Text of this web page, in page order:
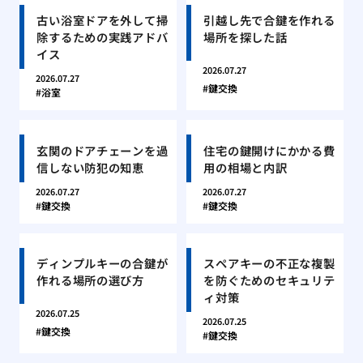
古い浴室ドアを外して掃
除するための実践アドバ
イス
2026.07.27
浴室
引越し先で合鍵を作れる
場所を探した話
2026.07.27
鍵交換
玄関のドアチェーンを過
信しない防犯の知恵
2026.07.27
鍵交換
住宅の鍵開けにかかる費
用の相場と内訳
2026.07.27
鍵交換
ディンプルキーの合鍵が
作れる場所の選び方
2026.07.25
鍵交換
スペアキーの不正な複製
を防ぐためのセキュリテ
ィ対策
2026.07.25
鍵交換